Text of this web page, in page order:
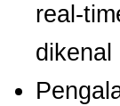
real-
dikenal